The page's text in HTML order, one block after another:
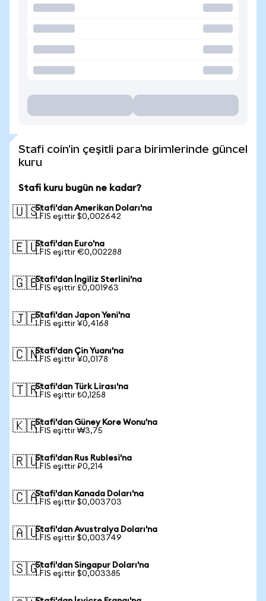
Stafi coin'in çeşitli para birimlerinde güncel
kuru
Stafi kuru bugün ne kadar?
🇺🇸Stafi'dan Amerikan Doları'na
1 FIS eşittir $0,002642
🇪🇺Stafi'dan Euro'na
1 FIS eşittir €0,002288
🇬🇧Stafi'dan İngiliz Sterlini'na
1 FIS eşittir £0,001963
🇯🇵Stafi'dan Japon Yeni'na
1 FIS eşittir ¥0,4168
🇨🇳Stafi'dan Çin Yuanı'na
1 FIS eşittir ¥0,0178
🇹🇷Stafi'dan Türk Lirası'na
1 FIS eşittir ₺0,1258
🇰🇷Stafi'dan Güney Kore Wonu'na
1 FIS eşittir ₩3,75
🇷🇺Stafi'dan Rus Rublesi'na
1 FIS eşittir ₽0,214
🇨🇦Stafi'dan Kanada Doları'na
1 FIS eşittir $0,003703
🇦🇺Stafi'dan Avustralya Doları'na
1 FIS eşittir $0,003749
🇸🇬Stafi'dan Singapur Doları'na
1 FIS eşittir $0,003385